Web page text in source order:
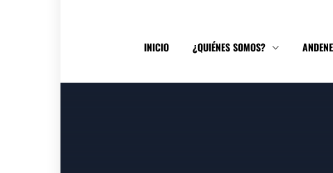
INICIO ¿QUIÉNES SOMOS?